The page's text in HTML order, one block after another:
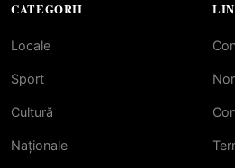
CATEGORII
Locale
Sport
Cultură
Naționale